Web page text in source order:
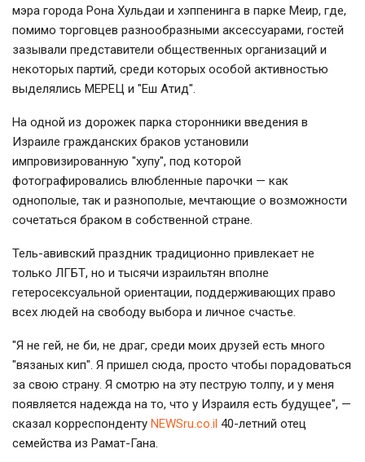
мэра города Рона Хульдаи и хэппенинга в парке Меир, где,
помимо торговцев разнообразными аксессуарами, гостей
зазывали представители общественных организаций и
некоторых партий, среди которых особой активностью
выделялись МЕРЕЦ и "Еш Атид".
На одной из дорожек парка сторонники введения в
Израиле гражданских браков установили
импровизированную "хупу", под которой
фотографировались влюбленные парочки — как
однополые, так и разнополые, мечтающие о возможности
сочетаться браком в собственной стране.
Тель-авивский праздник традиционно привлекает не
только ЛГБТ, но и тысячи израильтян вполне
гетеросексуальной ориентации, поддерживающих право
всех людей на свободу выбора и личное счастье.
"Я не гей, не би, не драг, среди моих друзей есть много
"вязаных кип". Я пришел сюда, просто чтобы порадоваться
за свою страну. Я смотрю на эту пеструю толпу, и у меня
появляется надежда на то, что у Израиля есть будущее", —
сказал корреспонденту NEWSru.co.il 40-летний отец
семейства из Рамат-Гана.